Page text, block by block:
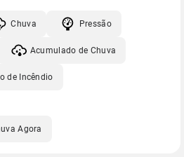
Chuva Pressão
Acumulado de Chuva
de Incêndio
Agora